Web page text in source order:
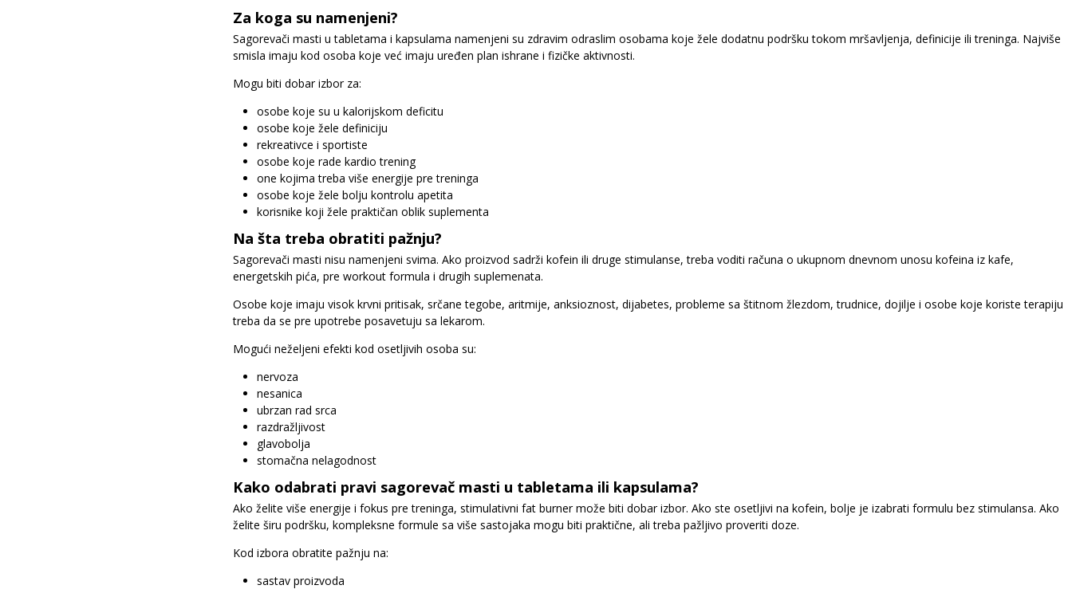
Za koga su namenjeni?
Sagorevači masti u tabletama i kapsulama namenjeni su zdravim odraslim osobama koje žele dodatnu podršku tokom mršavljenja, definicije ili treninga. Najviše
smisla imaju kod osoba koje već imaju uređen plan ishrane i fizičke aktivnosti.
Mogu biti dobar izbor za:
osobe koje su u kalorijskom deficitu
osobe koje žele definiciju
rekreativce i sportiste
osobe koje rade kardio trening
one kojima treba više energije pre treninga
osobe koje žele bolju kontrolu apetita
korisnike koji žele praktičan oblik suplementa
Na šta treba obratiti pažnju?
Sagorevači masti nisu namenjeni svima. Ako proizvod sadrži kofein ili druge stimulanse, treba voditi računa o ukupnom dnevnom unosu kofeina iz kafe,
energetskih pića, pre workout formula i drugih suplemenata.
Osobe koje imaju visok krvni pritisak, srčane tegobe, aritmije, anksioznost, dijabetes, probleme sa štitnom žlezdom, trudnice, dojilje i osobe koje koriste terapiju
treba da se pre upotrebe posavetuju sa lekarom.
Mogući neželjeni efekti kod osetljivih osoba su:
nervoza
nesanica
ubrzan rad srca
razdražljivost
glavobolja
stomačna nelagodnost
Kako odabrati pravi sagorevač masti u tabletama ili kapsulama?
Ako želite više energije i fokus pre treninga, stimulativni fat burner može biti dobar izbor. Ako ste osetljivi na kofein, bolje je izabrati formulu bez stimulansa. Ako
želite širu podršku, kompleksne formule sa više sastojaka mogu biti praktične, ali treba pažljivo proveriti doze.
Kod izbora obratite pažnju na:
sastav proizvoda